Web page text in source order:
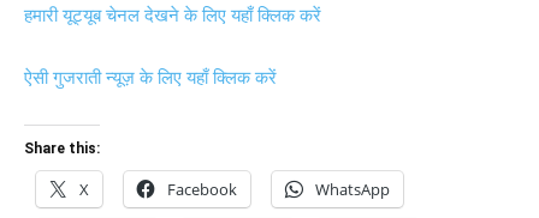
हमारी यूट्यूब चेनल देखने के लिए यहाँ क्लिक करें
ऐसी गुजराती न्यूज़ के लिए यहाँ क्लिक करें
Share this:
X Facebook WhatsApp